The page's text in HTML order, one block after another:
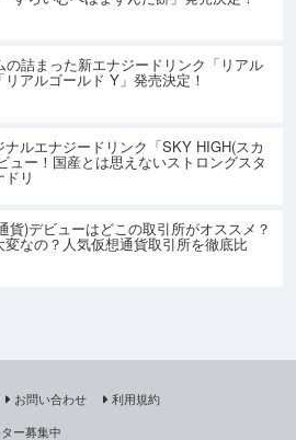
の詰まった新エナジードリンク「リアル
アルゴールド Y」発売決定！
ルエナジードリンク「SKY HIGH(スカ
ュー！国産とは思えないストロングスタ
リ
貨)デビューはどこの取引所がオススメ？
変なの？人気仮想通貨取引所を徹底比
お問い合わせ
利用規約
ー募集中